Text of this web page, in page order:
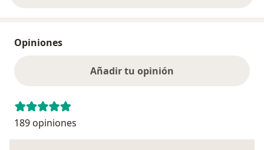
Opiniones
Añadir tu opinión
189 opiniones